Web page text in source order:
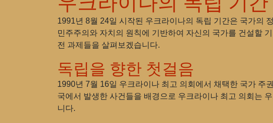
1991년 8월 24일 시작된 우크라이나의 독립 기간은 국가의
민주주의와 자치의 원칙에 기반하여 자신의 국가를 건설할
전 과제들을 살펴보겠습니다.
독립을 향한 첫걸음
1990년 7월 16일 우크라이나 최고 의회에서 채택한 국가 주
국에서 발생한 사건들을 배경으로 우크라이나 최고 의회는
니다.